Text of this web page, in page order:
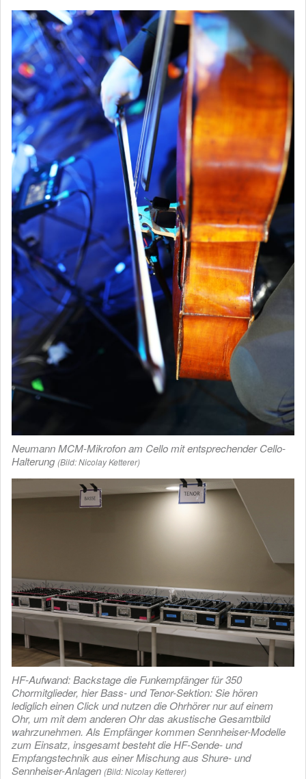
Neumann MCM-Mikrofon am Cello mit entsprechender Cello-
Halterung(Bild: Nicolay Ketterer)
HF-Aufwand: Backstage die Funkempfänger für 350
Chormitglieder, hier Bass- und Tenor-Sektion: Sie hören
lediglich einen Click und nutzen die Ohrhörer nur auf einem
Ohr, um mit dem anderen Ohr das akustische Gesamtbild
wahrzunehmen. Als Empfänger kommen Sennheiser-Modelle
zum Einsatz, insgesamt besteht die HF-Sende- und
Empfangstechnik aus einer Mischung aus Shure- und
Sennheiser-Anlagen (Bild: Nicolay Ketterer)